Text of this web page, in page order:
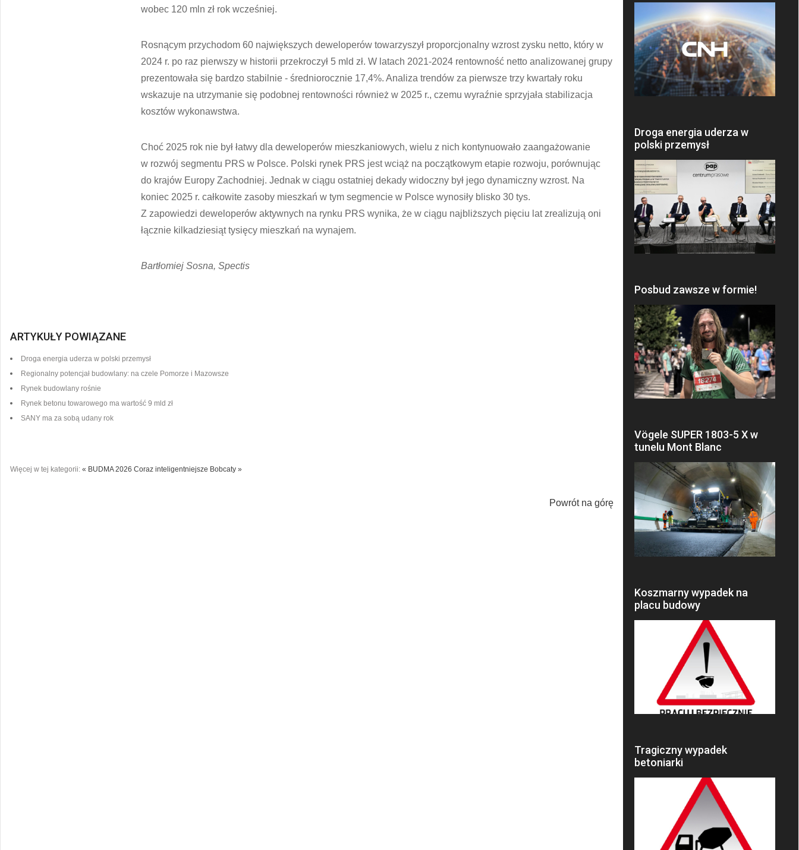
wobec 120 mln zł rok wcześniej.
Rosnącym przychodom 60 największych deweloperów towarzyszył proporcjonalny wzrost zysku netto, który w
2024 r. po raz pierwszy w historii przekroczył 5 mld zł. W latach 2021-2024 rentowność netto analizowanej grupy
prezentowała się bardzo stabilnie - średniorocznie 17,4%. Analiza trendów za pierwsze trzy kwartały roku
wskazuje na utrzymanie się podobnej rentowności również w 2025 r., czemu wyraźnie sprzyjała stabilizacja
kosztów wykonawstwa.
Choć 2025 rok nie był łatwy dla deweloperów mieszkaniowych, wielu z nich kontynuowało zaangażowanie
w rozwój segmentu PRS w Polsce. Polski rynek PRS jest wciąż na początkowym etapie rozwoju, porównując
do krajów Europy Zachodniej. Jednak w ciągu ostatniej dekady widoczny był jego dynamiczny wzrost. Na
koniec 2025 r. całkowite zasoby mieszkań w tym segmencie w Polsce wynosiły blisko 30 tys.
Z zapowiedzi deweloperów aktywnych na rynku PRS wynika, że w ciągu najbliższych pięciu lat zrealizują oni
łącznie kilkadziesiąt tysięcy mieszkań na wynajem.
Bartłomiej Sosna, Spectis
ARTYKUŁY POWIĄZANE
Droga energia uderza w polski przemysł
Regionalny potencjał budowlany: na czele Pomorze i Mazowsze
Rynek budowlany rośnie
Rynek betonu towarowego ma wartość 9 mld zł
SANY ma za sobą udany rok
Więcej w tej kategorii: « BUDMA 2026 Coraz inteligentniejsze Bobcaty »
Powrót na górę
Droga energia uderza w
polski przemysł
Posbud zawsze w formie!
Vögele SUPER 1803-5 X w
tunelu Mont Blanc
Koszmarny wypadek na
placu budowy
Tragiczny wypadek
betoniarki